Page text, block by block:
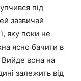
під
зазвичай
яку поки не
ясно бачити в
Вийде вона на
залежить від